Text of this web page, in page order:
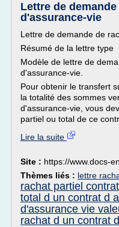
Lettre de
d'assurance-vie
Lettre de demande de
Résumé de la lettre type
Modèle de lettre de
d'assurance-vie.
Pour obtenir le transfert
la totalité des sommes
d'assurance-vie, vous
partiel ou total de ce
Lire la suite
Site : https://www.docs-
Thèmes liés : lettre
rachat partiel
total d un contrat d
d'assurance vie
rachat d un contrat